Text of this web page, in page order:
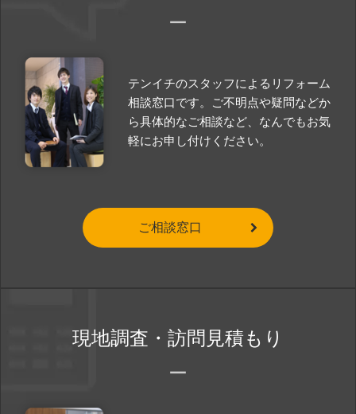
テンイチのスタッフによるリフォーム
相談窓口です。ご不明点や疑問などか
ら具体的なご相談など、なんでもお気
軽にお申し付けください。
ご相談窓口
現地調査・訪問見積もり